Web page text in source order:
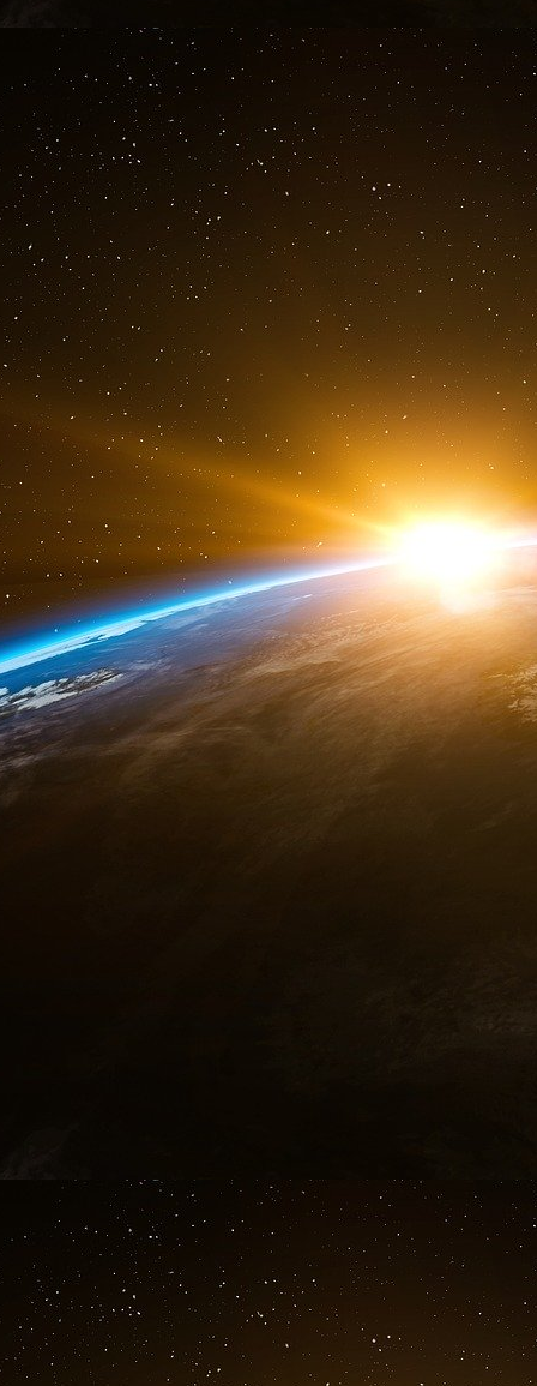
Elle y déclare en outre que sa fondation, qui
Sachs, a depuis lors renforcé ses «
développant « des stratégies qui donnent la
Au début de ce mois, Edward Pentin du
Vatican s’était « rapproché » de la
sources fiables ont indiqué au Register
reçu Melinda Gates lors d’une audience privée
Dans une interview accordée en 2018,
Target Africa, notait que le pape François
phénomène croissant des pays, entités et
avec de l’« aide » et des « dons » assortis de
M
me
Ekeocha, une scientifique de la
actuellement au Royaume-Uni, expliquait alors
« Ils avancent dans leurs projets d’aide
temps essaient de nous amener à nous
questions qui sont assez importantes
l’avortement, la contraception, le contrôle
jeunesse et la sexualité humaine, l’identité
de leurs projets d’aide aux pays en
nous parce que c’est nous qui sommes leur
mais nous recevons aussi tout ce qui va
atteinte à notre propre vision et à nos valeurs
Elle ajoutait que l’Église est « en plein
Gates comme l’une des principales
Lors de la session du matin de l’atelier
annonce), Diane Montagna s’est entretenu
Vincenzo Zani, secrétaire de la
François a chargé de superviser le Pacte
A la question de savoir qui allait financer cet
recherchons des fondations qui nous
rien, nous cherchons une aide extérieure. »